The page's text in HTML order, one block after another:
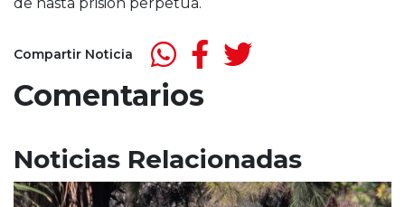
de hasta prisión perpetua.
Compartir Noticia
Comentarios
Noticias Relacionadas